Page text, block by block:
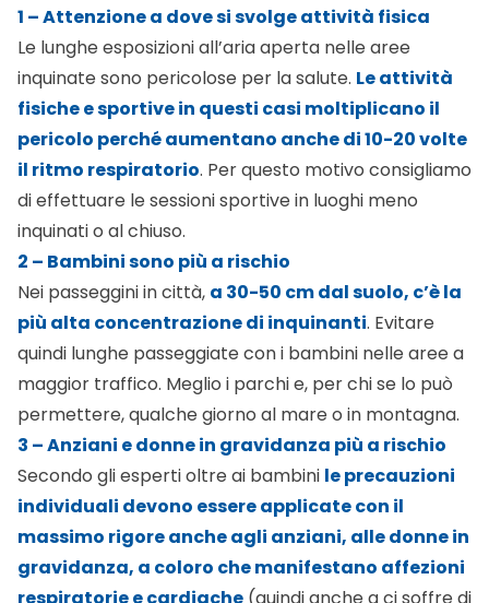
1 – Attenzione a dove si svolge attività fisica
Le lunghe esposizioni all’aria aperta nelle aree
inquinate sono pericolose per la salute. Le attività
fisiche e sportive in questi casi moltiplicano il
pericolo perché aumentano anche di 10-20 volte
il ritmo respiratorio. Per questo motivo consigliamo
di effettuare le sessioni sportive in luoghi meno
inquinati o al chiuso.
2 – Bambini sono più a rischio
Nei passeggini in città, a 30-50 cm dal suolo, c’è la
più alta concentrazione di inquinanti. Evitare
quindi lunghe passeggiate con i bambini nelle aree a
maggior traffico. Meglio i parchi e, per chi se lo può
permettere, qualche giorno al mare o in montagna.
3 – Anziani e donne in gravidanza più a rischio
Secondo gli esperti oltre ai bambini le precauzioni
individuali devono essere applicate con il
massimo rigore anche agli anziani, alle donne in
gravidanza, a coloro che manifestano affezioni
respiratorie e cardiache (quindi anche a ci soffre di